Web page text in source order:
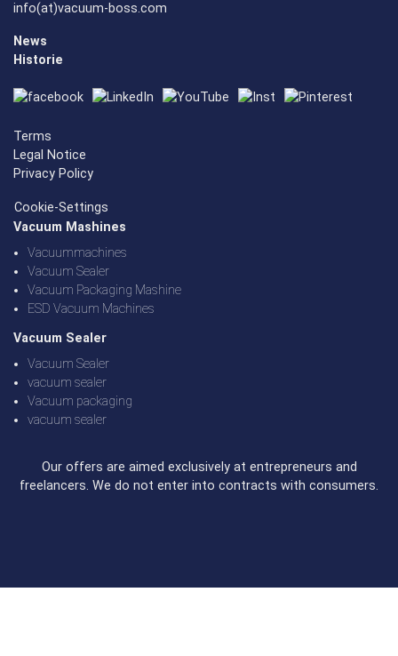
info(at)vacuum-boss.com
News
Historie
Terms
Legal Notice
Privacy Policy
Cookie-Settings
Vacuum Mashines
Vacuummachines
Vacuum Sealer
Vacuum Packaging Mashine
ESD Vacuum Machines
Vacuum Sealer
Vacuum Sealer
vacuum sealer
Vacuum packaging
vacuum sealer
Our offers are aimed exclusively at entrepreneurs and
freelancers. We do not enter into contracts with consumers.